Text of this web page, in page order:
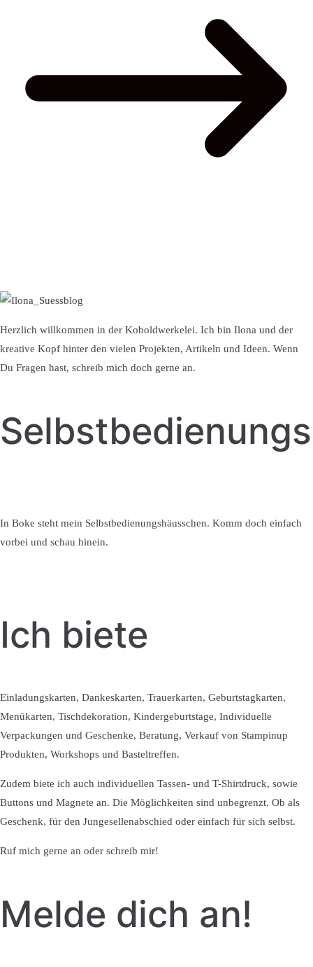
Herzlich willkommen in der Koboldwerkelei. Ich bin Ilona und der
kreative Kopf hinter den vielen Projekten, Artikeln und Ideen. Wenn
Du Fragen hast, schreib mich doch gerne an.
In Boke steht mein Selbstbedienungshäusschen. Komm doch einfach
vorbei und schau hinein.
Ich biete
Einladungskarten, Dankeskarten, Trauerkarten, Geburtstagkarten,
Menükarten, Tischdekoration, Kindergeburtstage, Individuelle
Verpackungen und Geschenke, Beratung, Verkauf von Stampinup
Produkten, Workshops und Basteltreffen.
Zudem biete ich auch individuellen Tassen- und T-Shirtdruck, sowie
Buttons und Magnete an. Die Möglichkeiten sind unbegrenzt. Ob als
Geschenk, für den Jungesellenabschied oder einfach für sich selbst.
Ruf mich gerne an oder schreib mir!
Melde dich an!